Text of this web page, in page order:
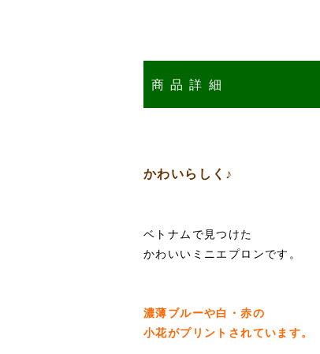
商品詳細
かわいらしく♪
ベトナムで見つけた
かわいいミニエプロンです。
濃薄ブルーや白・赤の
小花がプリントされています。